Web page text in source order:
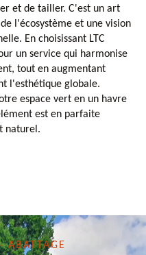
et de tailler. C'est un art
l'écosystème et une vision
En choisissant LTC
un service qui harmonise
tout en augmentant
l'esthétique globale.
espace vert en un havre
est en parfaite
naturel.
ABATTAGE